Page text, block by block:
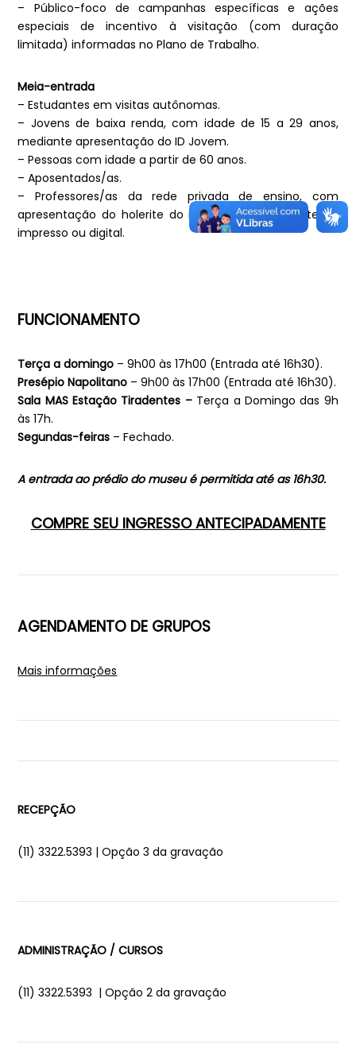
– Público-foco de campanhas específicas e ações
especiais de incentivo à visitação (com duração
limitada) informadas no Plano de Trabalho.
Meia-entrada
– Estudantes em visitas autônomas.
– Jovens de baixa renda, com idade de 15 a 29 anos,
mediante apresentação do ID Jovem.
– Pessoas com idade a partir de 60 anos.
– Aposentados/as.
– Professores/as da rede privada de ensino, com
apresentação do holerite do mês corrente ou anterior,
impresso ou digital.
FUNCIONAMENTO
Terça a domingo – 9h00 às 17h00 (Entrada até 16h30).
Presépio Napolitano – 9h00 às 17h00 (Entrada até 16h30).
Sala MAS Estação Tiradentes – Terça a Domingo das 9h
às 17h.
Segundas-feiras – Fechado.
A entrada ao prédio do museu é permitida até as 16h30.
COMPRE SEU INGRESSO ANTECIPADAMENTE
AGENDAMENTO DE GRUPOS
Mais informações
RECEPÇÃO
(11) 3322.5393 | Opção 3 da gravação
ADMINISTRAÇÃO / CURSOS
(11) 3322.5393 | Opção 2 da gravação